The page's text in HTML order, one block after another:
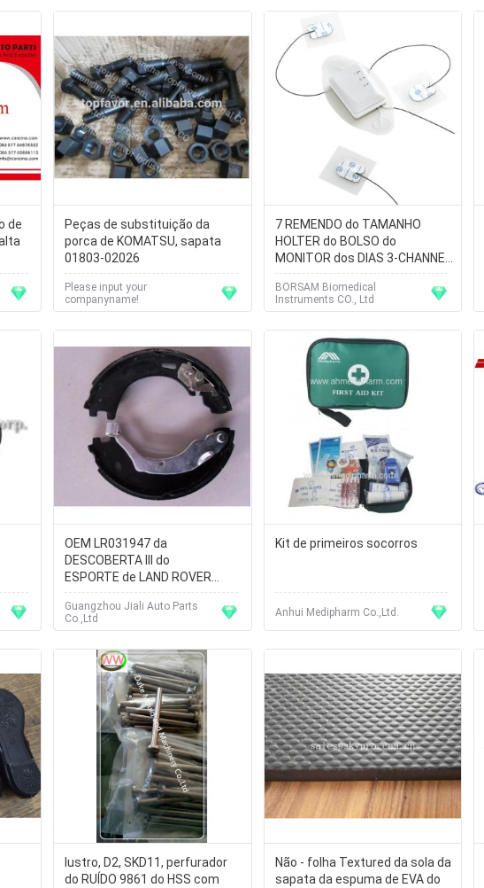
de
Peças de substituição da
porca de KOMATSU, sapata
01803-02026
Please input your
companyname!
7 REMENDO do TAMANHO
HOLTER do BOLSO do
MONITOR dos DIAS 3-CHANNEL
HOLTER
BORSAM Biomedical
Instruments CO., Ltd
OEM LR031947 da
DESCOBERTA III do
ESPORTE de LAND ROVER
RANGE ROVER do jogo da
sapata de freio traseiro
Guangzhou Jiali Auto Parts
Co.,Ltd
Kit de primeiros socorros
Anhui Medipharm Co.,Ltd.
lustro, D2, SKD11, perfurador
do RUÍDO 9861 do HSS com
Não - folha Textured da sola da
sapata da espuma de EVA do